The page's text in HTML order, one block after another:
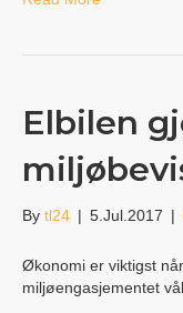
Elbilen
By tl24 | 5.Jul.2017 |
Økonomi er viktigst
miljøengasjementet